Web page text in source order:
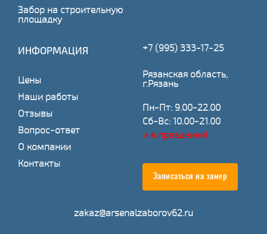
Забор на строительную
площадку
ИНФОРМАЦИЯ
Цены
Наши работы
Отзывы
Вопрос-ответ
О компании
Контакты
+7 (995) 333-17-25
Рязанская область,
г.Рязань
Пн-Пт: 9.00-22.00
Сб-Вс: 10.00-21.00
и в праздники!
Записаться на замер
zakaz@arsenalzaborov62.ru